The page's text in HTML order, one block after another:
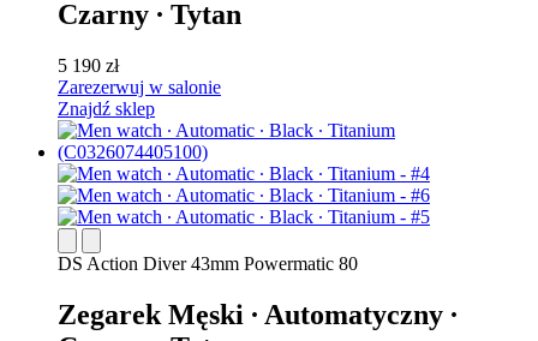
Czarny ∙ Tytan
5 190 zł
Zarezerwuj w salonie
Znajdź sklep
DS Action Diver 43mm Powermatic 80
Zegarek Męski ∙ Automatyczny ∙